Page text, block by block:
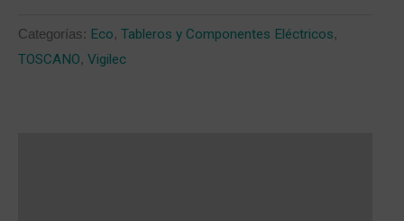
Categorías: Eco, Tableros y Componentes Eléctricos,
TOSCANO, Vigilec